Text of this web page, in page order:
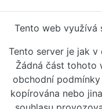
Tento web využívá
Tento server je jak
Žádná část tohoto
obchodní
kopírována nebo